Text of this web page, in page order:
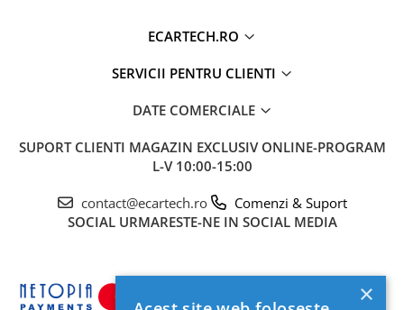
ECARTECH.RO
SERVICII PENTRU CLIENTI
DATE COMERCIALE
SUPORT CLIENTI MAGAZIN EXCLUSIV ONLINE-PROGRAM
L-V 10:00-15:00
contact@ecartech.ro
Comenzi & Suport
SOCIAL URMARESTE-NE IN SOCIAL MEDIA
×